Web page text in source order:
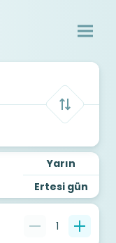
Yarın
Ertesi gün
1